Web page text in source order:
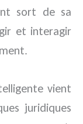
sort de sa
et interagir
vient
juridiques